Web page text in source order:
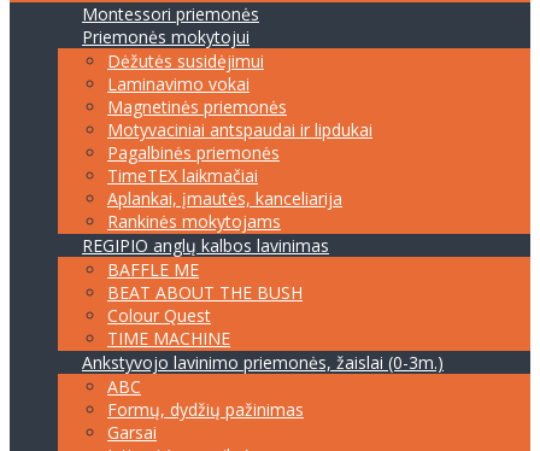
Montessori priemonės
Priemonės mokytojui
Dėžutės susidėjimui
Laminavimo vokai
Magnetinės priemonės
Motyvaciniai antspaudai ir lipdukai
Pagalbinės priemonės
TimeTEX laikmačiai
Aplankai, įmautės, kanceliarija
Rankinės mokytojams
REGIPIO anglų kalbos lavinimas
BAFFLE ME
BEAT ABOUT THE BUSH
Colour Quest
TIME MACHINE
Ankstyvojo lavinimo priemonės, žaislai (0-3m.)
ABC
Formų, dydžių pažinimas
Garsai